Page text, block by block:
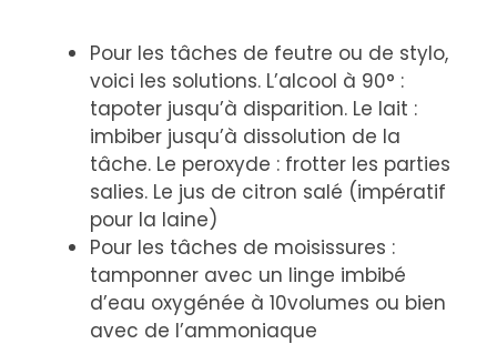
Pour les tâches de feutre ou de stylo,
voici les solutions. L’alcool à 90° :
tapoter jusqu’à disparition. Le lait :
imbiber jusqu’à dissolution de la
tâche. Le peroxyde : frotter les parties
salies. Le jus de citron salé (impératif
pour la laine)
Pour les tâches de moisissures :
tamponner avec un linge imbibé
d’eau oxygénée à 10volumes ou bien
avec de l’ammoniaque